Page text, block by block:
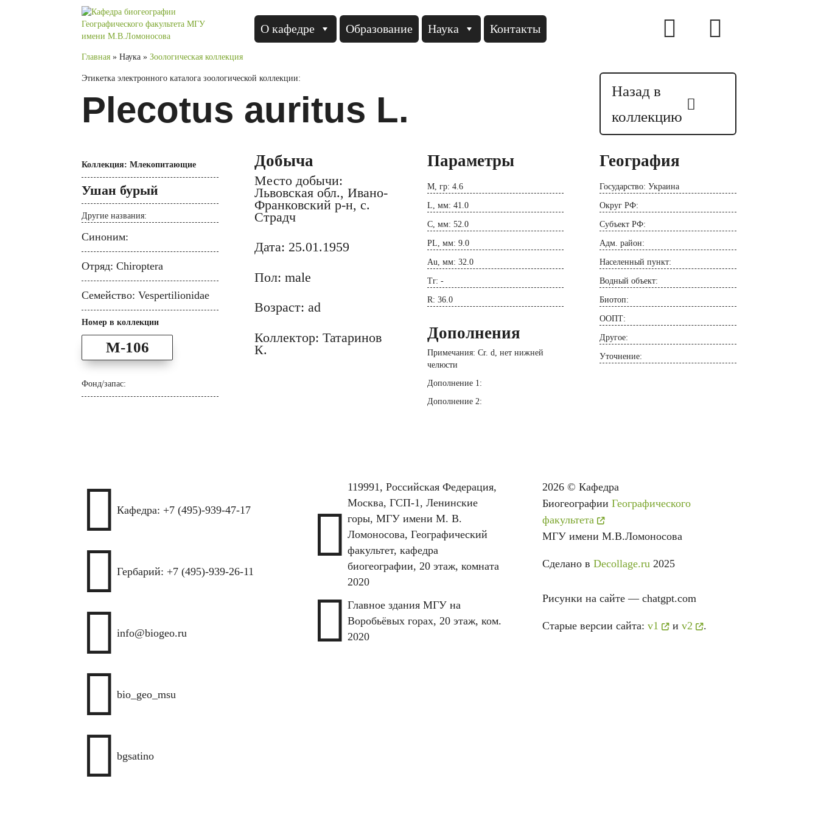
О кафедре Образование Наука Контакты
Главная » Наука »Зоологическая коллекция
Этикетка электронного каталога зоологической коллекции:
Plecotus auritus L.
Назад в
коллекцию
Коллекция: Млекопитающие
Ушан бурый
Другие названия:
Синоним:
Отряд: Chiroptera
Семейство: Vespertilionidae
Номер в коллекции
M-106
Фонд/запас:
Добыча
Место добычи:
Львовская обл., Ивано-
Франковский р-н, с.
Страдч
Дата: 25.01.1959
Пол: male
Возраст: ad
Коллектор: Татаринов
К.
Параметры
M, гр: 4.6
L, мм: 41.0
C, мм: 52.0
PL, мм: 9.0
Au, мм: 32.0
Tr: -
R: 36.0
Дополнения
Примечания: Cr. d, нет нижней
челюсти
Дополнение 1:
Дополнение 2:
География
Государство: Украина
Округ РФ:
Субъект РФ:
Адм. район:
Населенный пункт:
Водный объект:
Биотоп:
ООПТ:
Другое:
Уточнение:
Кафедра: +7 (495)-939-47-17
Гербарий: +7 (495)-939-26-11
info@biogeo.ru
bio_geo_msu
bgsatino

119991, Российская Федерация,
Москва, ГСП-1, Ленинские
горы, МГУ имени М. В.
Ломоносова, Географический
факультет, кафедра
биогеографии, 20 этаж, комната
2020
 Главное здания МГУ на
Воробьёвых горах, 20 этаж, ком.
2020
2026 © Кафедра
Биогеографии Географического
факультета
МГУ имени М.В.Ломоносова
Сделано в Decollage.ru2025
Рисунки на сайте — chatgpt.com
Старые версии сайта: v1 и v2 .